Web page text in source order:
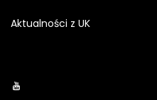
Aktualności z UK